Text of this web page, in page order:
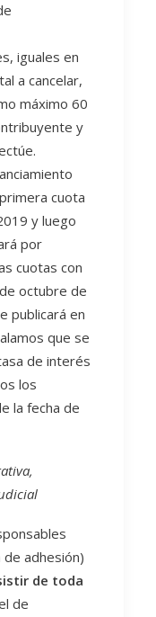
iguales en
a cancelar,
máximo 60
y
cuota
y luego
por
cuotas con
octubre de
publicará en
que se
de interés
los
la fecha de
adhesión)
de toda
de